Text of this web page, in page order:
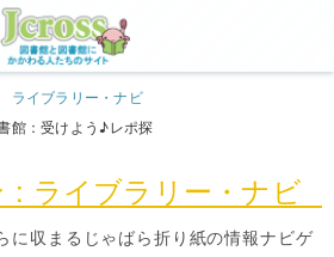
ライブラリー・ナビ
館：受けよう♪レポ探
: ライブラリー・ナビ
に収まるじゃばら折り紙の情報ナビゲ